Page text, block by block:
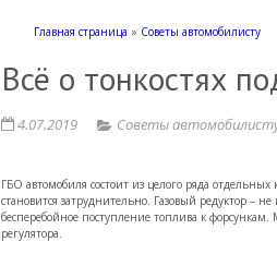
Главная страница » Советы автомобилисту
Всё о тонкостях
4.07.2019 Советы
ГБО автомобиля состоит из целого ряда
становится затруднительно. Газовый редуктор –
бесперебойное поступление топлива к
регулятора.